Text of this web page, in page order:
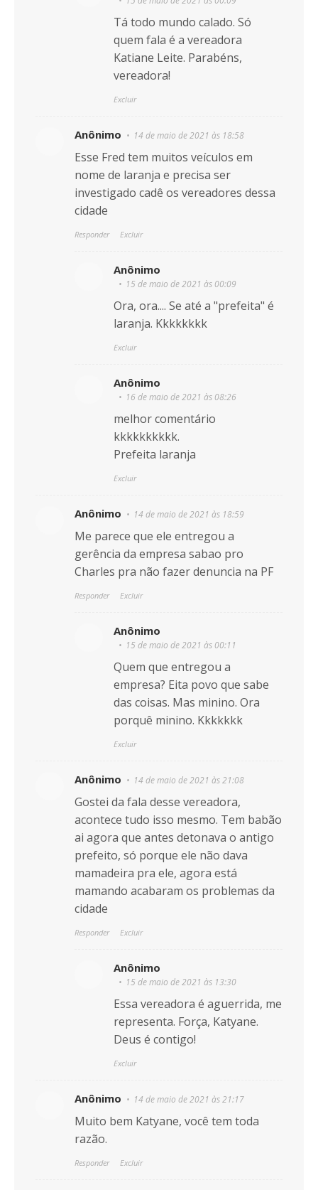
Tá todo mundo calado. Só
quem fala é a vereadora
Katiane Leite. Parabéns,
vereadora!
Excluir
Anônimo 14 de maio de 2021 às 18:58
Esse Fred tem muitos veículos em
nome de laranja e precisa ser
investigado cadê os vereadores dessa
cidade
Responder Excluir
Anônimo
15 de maio de 2021 às 00:09
Ora, ora.... Se até a "prefeita" é
laranja. Kkkkkkkk
Excluir
Anônimo
16 de maio de 2021 às 08:26
melhor comentário
kkkkkkkkkk.
Prefeita laranja
Excluir
Anônimo 14 de maio de 2021 às 18:59
Me parece que ele entregou a
gerência da empresa sabao pro
Charles pra não fazer denuncia na PF
Responder Excluir
Anônimo
15 de maio de 2021 às 00:11
Quem que entregou a
empresa? Eita povo que sabe
das coisas. Mas minino. Ora
porquê minino. Kkkkkkk
Excluir
Anônimo 14 de maio de 2021 às 21:08
Gostei da fala desse vereadora,
acontece tudo isso mesmo. Tem babão
ai agora que antes detonava o antigo
prefeito, só porque ele não dava
mamadeira pra ele, agora está
mamando acabaram os problemas da
cidade
Responder Excluir
Anônimo
15 de maio de 2021 às 13:30
Essa vereadora é aguerrida, me
representa. Força, Katyane.
Deus é contigo!
Excluir
Anônimo 14 de maio de 2021 às 21:17
Muito bem Katyane, você tem toda
razão.
Responder Excluir